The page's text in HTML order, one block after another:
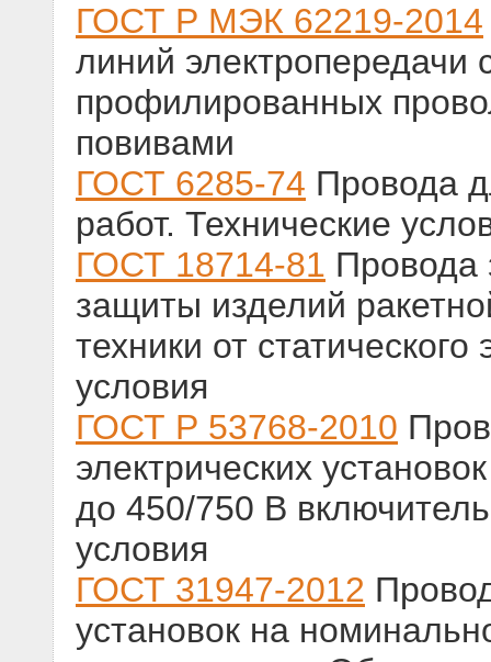
ГОСТ Р МЭК 62219-2014
линий электропередачи
профилированных
повивами
ГОСТ 6285-74 Провода
работ. Технические
ГОСТ 18714-81 Провода
защиты изделий
техники от
условия
ГОСТ Р 53768-2010
электрических
до 450/750 В
условия
ГОСТ 31947-2012
установок на